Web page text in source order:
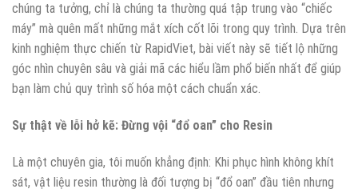
chúng ta tưởng, chỉ là chúng ta thường quá tập trung vào “chiếc
máy” mà quên mất những mắt xích cốt lõi trong quy trình. Dựa trên
kinh nghiệm thực chiến từ RapidViet, bài viết này sẽ tiết lộ những
góc nhìn chuyên sâu và giải mã các hiểu lầm phổ biến nhất để giúp
bạn làm chủ quy trình số hóa một cách chuẩn xác.
Sự thật về lỗi hở kẽ: Đừng vội “đổ oan” cho Resin
Là một chuyên gia, tôi muốn khẳng định: Khi phục hình không khít
sát, vật liệu resin thường là đối tượng bị “đổ oan” đầu tiên nhưng